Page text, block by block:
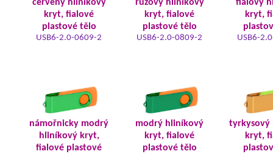
červený hliníkový
kryt, fialové
plastové tělo
USB6-2.0-0609-2
růžový hliníkový
kryt, fialové
plastové tělo
USB6-2.0-0809-2
fialový
kryt,
USB6-
námořnicky modrý
hliníkový kryt,
fialové plastové
modrý hliníkový
kryt, fialové
plastové tělo
tyrkysový
kryt,